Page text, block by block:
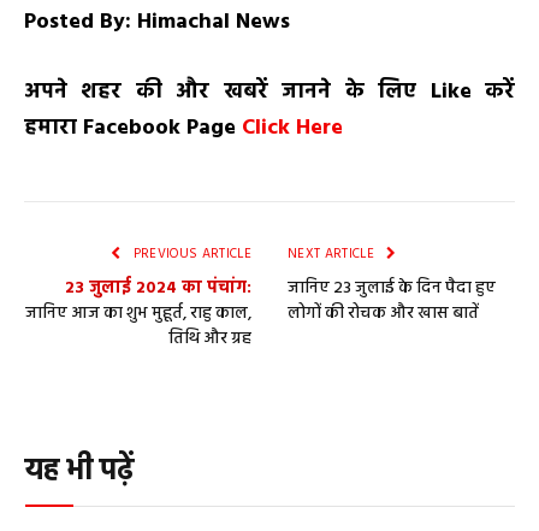
Posted By: Himachal News
अपने शहर की और खबरें जानने के लिए Likeकरें
हमारा Facebook Page Click Here
PREVIOUS ARTICLE
23 जुलाई 2024 का पंचांग:
जानिए आज का शुभ मुहूर्त, राहु काल,
तिथि और ग्रह
NEXT ARTICLE
जानिए 23 जुलाई के दिन पैदा हुए
लोगों की रोचक और खास बातें
यह भी पढ़ें